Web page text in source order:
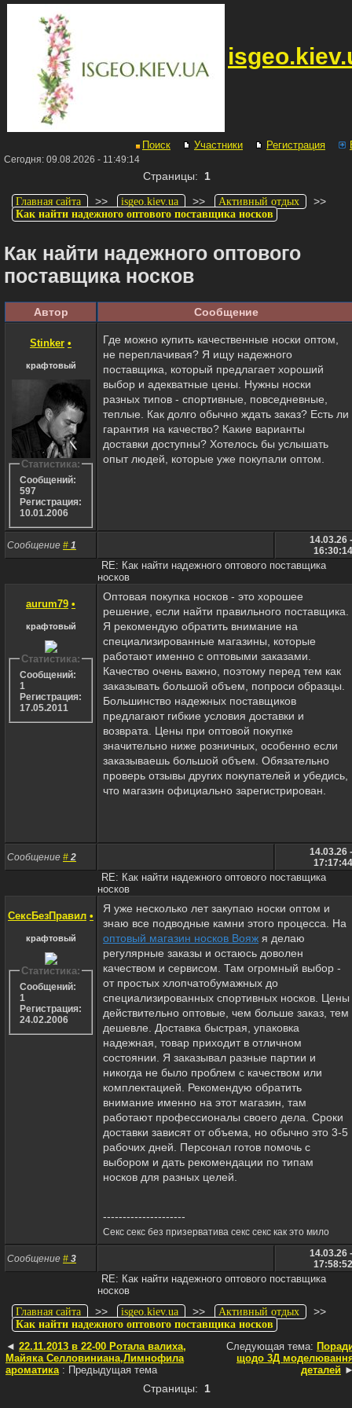
Поиск Участники Регистрация
Сегодня: 09.08.2026 - 11:49:14
Страницы: 1
Главная сайта >> isgeo.kiev.ua >> Активный отдых >>
Как найти надежного оптового поставщика носков
Как найти надежного оптового
поставщика носков
Автор Сообщение
Stinker •
крафтовый
Статистика:
Сообщений:
597
Регистрация:
10.01.2006
Где можно купить качественные носки оптом,
не переплачивая? Я ищу надежного
поставщика, который предлагает хороший
выбор и адекватные цены. Нужны носки
разных типов - спортивные, повседневные,
теплые. Как долго обычно ждать заказ? Есть ли
гарантия на качество? Какие варианты
доставки доступны? Хотелось бы услышать
опыт людей, которые уже покупали оптом.
Сообщение # 1
14.03.26 -
16:30:14
RE: Как найти надежного оптового поставщика
носков
aurum79 •
крафтовый
Статистика:
Сообщений:
1
Регистрация:
17.05.2011
Оптовая покупка носков - это хорошее
решение, если найти правильного поставщика.
Я рекомендую обратить внимание на
специализированные магазины, которые
работают именно с оптовыми заказами.
Качество очень важно, поэтому перед тем как
заказывать большой объем, попроси образцы.
Большинство надежных поставщиков
предлагают гибкие условия доставки и
возврата. Цены при оптовой покупке
значительно ниже розничных, особенно если
заказываешь большой объем. Обязательно
проверь отзывы других покупателей и убедись,
что магазин официально зарегистрирован.
Сообщение # 2
14.03.26 -
17:17:44
RE: Как найти надежного оптового поставщика
носков
СексБезПравил •
крафтовый
Статистика:
Сообщений:
1
Регистрация:
24.02.2006
Я уже несколько лет закупаю носки оптом и
знаю все подводные камни этого процесса. На
оптовый магазин носков Вояж я делаю
регулярные заказы и остаюсь доволен
качеством и сервисом. Там огромный выбор -
от простых хлопчатобумажных до
специализированных спортивных носков. Цены
действительно оптовые, чем больше заказ, тем
дешевле. Доставка быстрая, упаковка
надежная, товар приходит в отличном
состоянии. Я заказывал разные партии и
никогда не было проблем с качеством или
комплектацией. Рекомендую обратить
внимание именно на этот магазин, там
работают профессионалы своего дела. Сроки
доставки зависят от объема, но обычно это 3-5
рабочих дней. Персонал готов помочь с
выбором и дать рекомендации по типам
носков для разных целей.
---------------------
Секс секс без призерватива секс секс как это мило
Сообщение # 3
14.03.26 -
17:58:52
RE: Как найти надежного оптового поставщика
носков
Главная сайта
>> isgeo.kiev.ua >> Активный отдых >>
Как найти надежного оптового поставщика носков
◄ 22.11.2013 в 22-00 Ротала валиха,
Майяка Селловиниана,Лимнофила
ароматика : Предыдущая тема
Следующая тема:
щодо 3Д
деталей
Страницы: 1